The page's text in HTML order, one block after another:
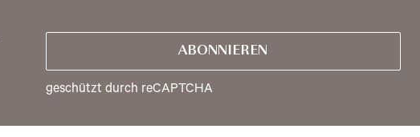
ABONNIEREN
geschützt durch reCAPTCHA